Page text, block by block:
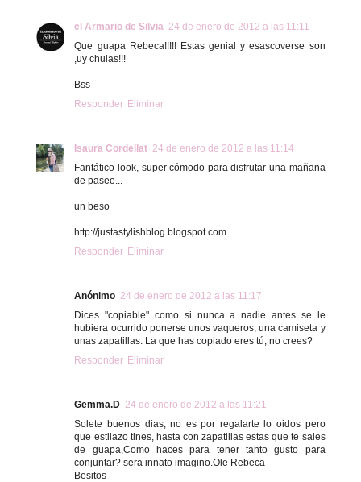
el Armario de Silvia 24 de enero de 2012 a las 11:11
Que guapa Rebeca!!!!! Estas genial y esascoverse son
,uy chulas!!!
Bss
Responder Eliminar
Isaura Cordellat 24 de enero de 2012 a las 11:14
Fantático look, super cómodo para disfrutar una mañana
de paseo...
un beso
http://justastylishblog.blogspot.com
Responder Eliminar
Anónimo 24 de enero de 2012 a las 11:17
Dices "copiable" como si nunca a nadie antes se le
hubiera ocurrido ponerse unos vaqueros, una camiseta y
unas zapatillas. La que has copiado eres tú, no crees?
Responder Eliminar
Gemma.D 24 de enero de 2012 a las 11:21
Solete buenos dias, no es por regalarte lo oidos pero
que estilazo tines, hasta con zapatillas estas que te sales
de guapa,Como haces para tener tanto gusto para
conjuntar? sera innato imagino.Ole Rebeca
Besitos